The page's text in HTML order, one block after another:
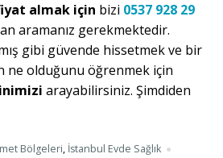
almak için bizi 0537 928 29
aramanız gerekmektedir.
gibi güvende hissetmek ve bir
ne olduğunu öğrenmek için
arayabilirsiniz. Şimdiden
Bölgeleri, İstanbul Evde Sağlık